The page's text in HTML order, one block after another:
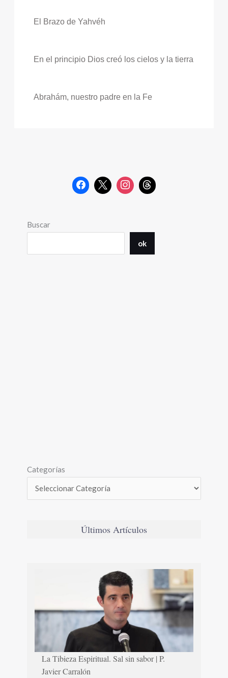
El Brazo de Yahvéh
En el principio Dios creó los cielos y la tierra
Abrahám, nuestro padre en la Fe
Buscar
ok
Categorías
Últimos Artículos
La Tibieza Espiritual. Sal sin sabor | P.
Javier Carralón